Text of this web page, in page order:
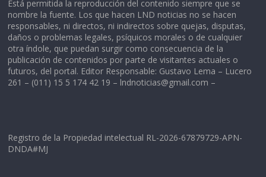
Está permitida la reproducción del contenido siempre que se
nombre la fuente. Los que hacen LND noticias no se hacen
responsables, ni directos, ni indirectos sobre quejas, disputas,
daños o problemas legales, psíquicos morales o de cualquier
otra índole, que puedan surgir como consecuencia de la
publicación de contenidos por parte de visitantes actuales o
futuros, del portal. Editor Responsable: Gustavo Lema – Lucero
261 – (011) 15 5 174 42 19 – lndnoticias@gmail.com –
Registro de la Propiedad intelectual RL-2026-67879729-APN-
DNDA#MJ